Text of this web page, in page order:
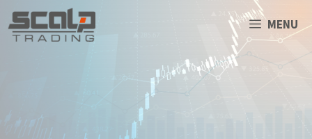
Inhalt
springen
MENU